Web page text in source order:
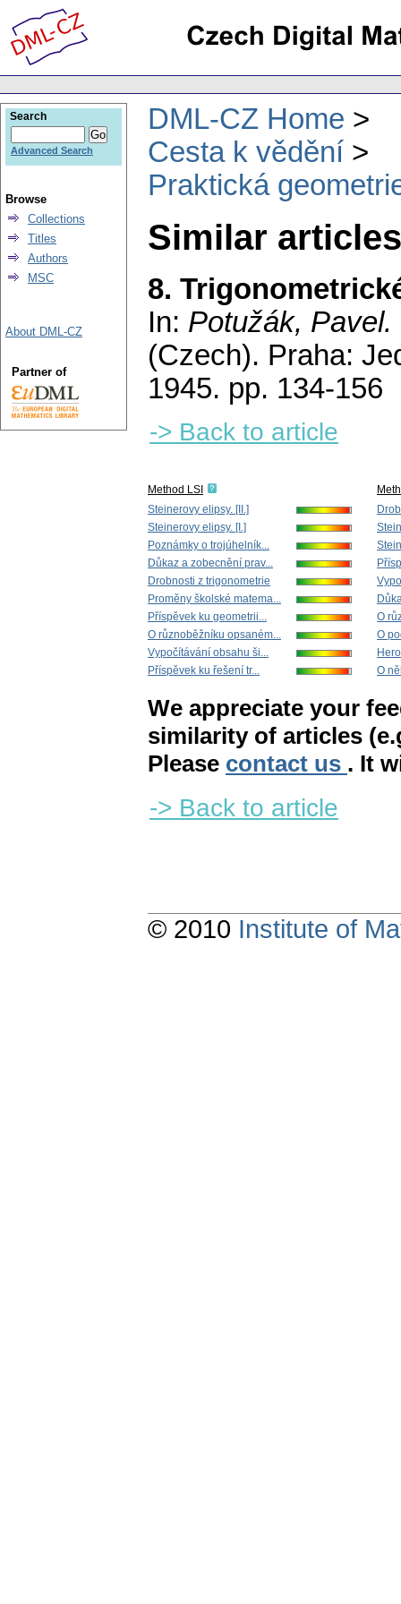
DML-CZ Home
Cesta k vědění
Praktická
Similar
8.
In: Potužák, Pavel.
(Czech). Praha:
1945. pp. 134-156
-> Back to article
Method LSI
Steinerovy elipsy. [II.]
Steinerovy elipsy. [I.]
Poznámky o trojúhelník...
Důkaz a zobecnění prav...
Drobnosti z trigonometrie
Proměny školské matema...
Příspěvek ku geometrii...
O různoběžníku opsaném...
Vypočítávání obsahu ši...
Příspěvek ku řešení tr...
O
O
O
We appreciate your
similarity of articles
Please contact us . It
-> Back to article
Search
Advanced Search
Browse
Collections
Titles
Authors
MSC
About DML-CZ
Partner of
© 2010 Institute of